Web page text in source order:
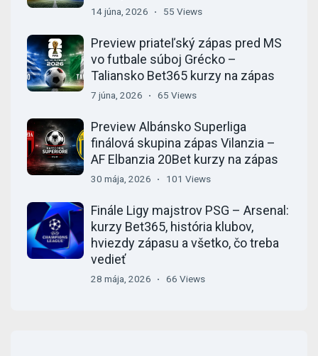
14 júna, 2026 55 Views
Preview priateľský zápas pred MS
vo futbale súboj Grécko –
Taliansko Bet365 kurzy na zápas
7 júna, 2026 65 Views
Preview Albánsko Superliga
finálová skupina zápas Vilanzia –
AF Elbanzia 20Bet kurzy na zápas
30 mája, 2026 101 Views
Finále Ligy majstrov PSG – Arsenal:
kurzy Bet365, história klubov,
hviezdy zápasu a všetko, čo treba
vedieť
28 mája, 2026 66 Views